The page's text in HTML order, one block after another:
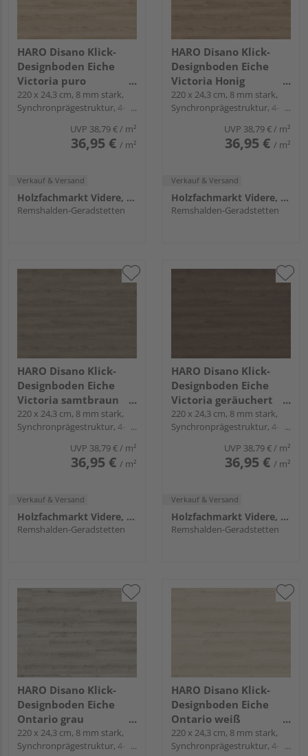
HARO Disano Klick-
Designboden Eiche
Victoria puro
Landhausdiele -
WaveAqua
220 x 24,3 cm, 8 mm stark,
Synchronprägestruktur, 4-
UVP 38,79 € / m²
36,95 € / m²
Verkauf & Versand
Holzfachmarkt Videre, Remshalden
Remshalden-Geradstetten
HARO Disano Klick-
Designboden Eiche
Victoria Honig
Landhausdiele -
WaveAqua
220 x 24,3 cm, 8 mm stark,
Synchronprägestruktur, 4-
UVP 38,79 € / m²
36,95 € / m²
Verkauf & Versand
Holzfachmarkt Videre, Remshalden
Remshalden-Geradstetten
HARO Disano Klick-
Designboden Eiche
Victoria samtbraun
Landhausdiele -
WaveAqua
220 x 24,3 cm, 8 mm stark,
Synchronprägestruktur, 4-
UVP 38,79 €/ m²
36,95 € / m²
Verkauf & Versand
Holzfachmarkt Videre, Remshalden
Remshalden-Geradstetten
HARO Disano Klick-
Designboden Eiche
Victoria geräuchert
Landhausdiele -
WaveAqua
220 x 24,3 cm, 8 mm stark,
Synchronprägestruktur, 4-
UVP 38,79 €/ m²
36,95 € / m²
Verkauf & Versand
Holzfachmarkt Videre, Remshalden
Remshalden-Geradstetten
HARO Disano Klick-
Designboden Eiche
Ontario grau
Landhausdiele -
WaveAqua
220 x 24,3 cm, 8 mm stark,
Synchronprägestruktur, 4-
HARO Disano Klick-
Designboden Eiche
Ontario weiß
Landhausdiele -
WaveAqua
220 x 24,3 cm, 8 mm stark,
Synchronprägestruktur, 4-